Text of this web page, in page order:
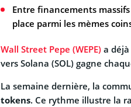
Entre financements
place parmi les mèmes
Wall Street Pepe (WEPE) a
vers Solana (SOL) gagne
La semaine dernière, la
tokens. Ce rythme illustre la